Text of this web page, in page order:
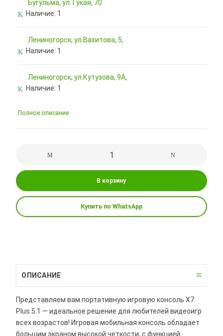
Бугульма, ул.Тукая, 70
Наличие: 1
Лениногорск, ул.Вахитова, 5,
Наличие: 1
Лениногорск, ул.Кутузова, 9А,
Наличие: 1
Полное описание
В корзину
Купить по WhatsApp
ОПИСАНИЕ
Представляем вам портативную игровую консоль X7
Plus 5.1 — идеальное решение для любителей видеоигр
всех возрастов! Игровая мобильная консоль обладает
большим экраном высокой четкости, с функцией